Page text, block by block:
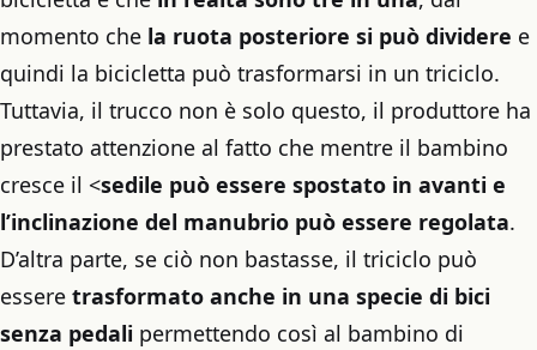
momento che la ruota posteriore si può dividere e
quindi la bicicletta può trasformarsi in un triciclo.
Tuttavia, il trucco non è solo questo, il produttore ha
prestato attenzione al fatto che mentre il bambino
cresce il <sedile può essere spostato in avanti e
l’inclinazione del manubrio può essere regolata.
D’altra parte, se ciò non bastasse, il triciclo può
essere trasformato anche in una specie di bici
senza pedali permettendo così al bambino di